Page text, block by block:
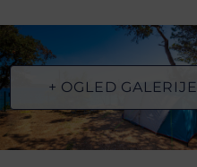
+ OGLED GALERIJE